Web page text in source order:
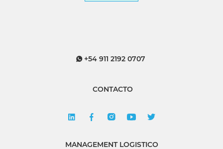
+54 911 2192 0707
CONTACTO
MANAGEMENT LOGISTICO